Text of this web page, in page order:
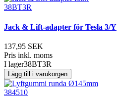
38BT3R
Jack & Lift-adapter för Tesla 3/Y
137,95 SEK
Pris inkl. moms
I lager38BT3R
Lägg till i varukorgen
384510